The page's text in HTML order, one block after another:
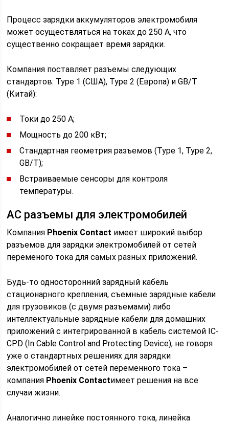
Процесс зарядки аккумуляторов электромобиля
может осуществляться на токах до 250 А, что
существенно сокращает время зарядки.
Компания поставляет разъемы следующих
стандартов: Type 1 (США), Type 2 (Европа) и GB/T
(Китай):
Токи до 250 А;
Мощность до 200 кВт;
Стандартная геометрия разъемов (Type 1, Type 2,
GB/T);
Встраиваемые сенсоры для контроля
температуры.
AC разъемы для электромобилей
Компания Phoenix Contact имеет широкий выбор
разъемов для зарядки электромобилей от сетей
переменого тока для самых разных приложений.
Будь-то односторонний зарядный кабель
стационарного крепления, съемные зарядные кабели
для грузовиков (с двумя разъемами) либо
интеллектуальные зарядные кабели для домашних
приложений с интегрированной в кабель системой IC-
CPD (In Cable Control and Protecting Device), не говоря
уже о стандартных решениях для зарядки
электромобилей от сетей переменного тока –
компания Phoenix Contactимеет решения на все
случаи жизни.
Аналогично линейке постоянного тока, линейка